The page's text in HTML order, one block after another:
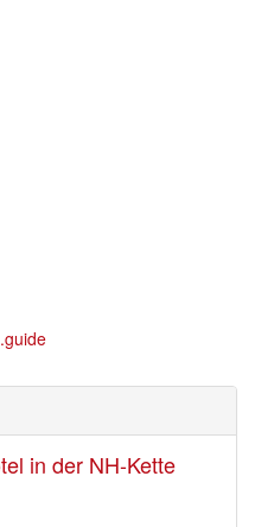
in der NH-Kette